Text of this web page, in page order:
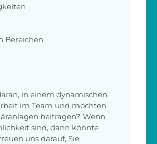
Bereichen
in einem dynamischen
im Team und möchten
beitragen? Wenn
sind, dann könnte
uns darauf, Sie